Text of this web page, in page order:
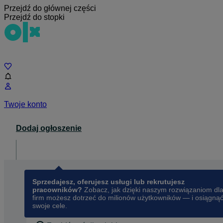
Przejdź do głównej części
Przejdź do stopki
Twoje konto
Dodaj ogłoszenie
Sprzedajesz, oferujesz usługi lub rekrutujesz
pracowników? Zobacz, jak dzięki naszym rozwiązaniom dla
firm możesz dotrzeć do milionów użytkowników — i osiągnąć
swoje cele.